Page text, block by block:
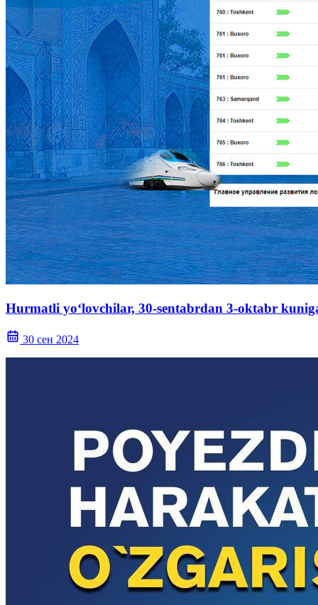
Hurmatli yo‘lovchilar, 30-sentabrdan 3-oktabr
30 сен 2024